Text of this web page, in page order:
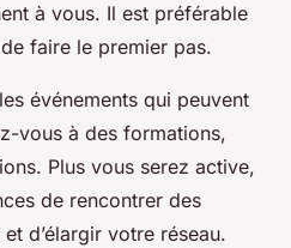
à vous. Il est préférable
faire le premier pas.
événements qui peuvent
vous à des formations,
Plus vous serez active,
de rencontrer des
d’élargir votre réseau.